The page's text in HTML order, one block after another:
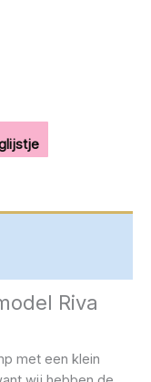
Riva
met een klein